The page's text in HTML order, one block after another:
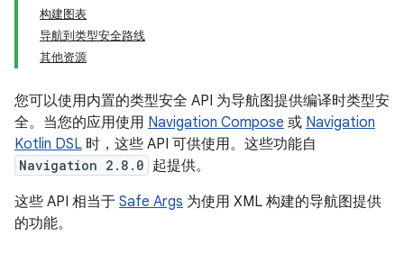
构建图表
导航到类型安全路线
其他资源
您可以使用内置的类型安全 API 为导航图提供编译时类型安
全。当您的应用使用 Navigation Compose 或 Navigation
Kotlin DSL 时，这些 API 可供使用。这些功能自
Navigation 2.8.0 起提供。
这些 API 相当于 Safe Args 为使用 XML 构建的导航图提供
的功能。